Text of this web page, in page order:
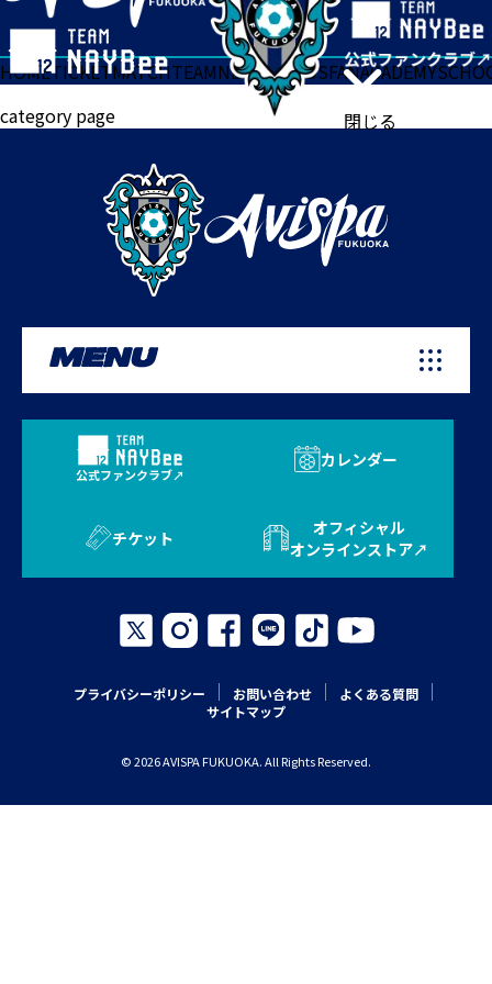
閉じる
HOMETICKETMATCHTEAMNEWSGOODSFANACADEMY
category page
MENU
公式ファンクラブ
カレンダー
チケット
オフィシャル
オンラインストア
プライバシーポリシー お問い合わせ
よくある質問
サイトマップ
© 2026 AVISPA FUKUOKA. All Rights Reserved.